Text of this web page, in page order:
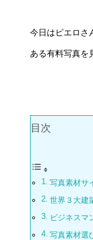
今日はピエロさ
ある有料写真を
目次
写真素材サ
世界３大建
ビジネスマ
写真素材選